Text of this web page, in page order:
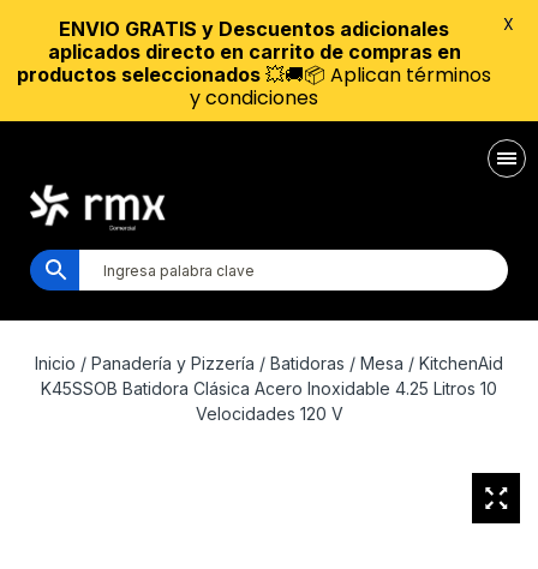
Inicio / Panadería y Pizzería / Batidoras / Mesa / KitchenAid
K45SSOB Batidora Clásica Acero Inoxidable 4.25 Litros 10
Velocidades 120 V
ENVIO GRATIS y Descuentos adicionales
aplicados directo en carrito de compras en
productos seleccionados 💥🚚📦 Aplican términos
y condiciones
X